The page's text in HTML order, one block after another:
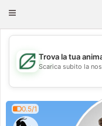
Toggle
💖
Trova la tua
Scarica subito la
0.5/1